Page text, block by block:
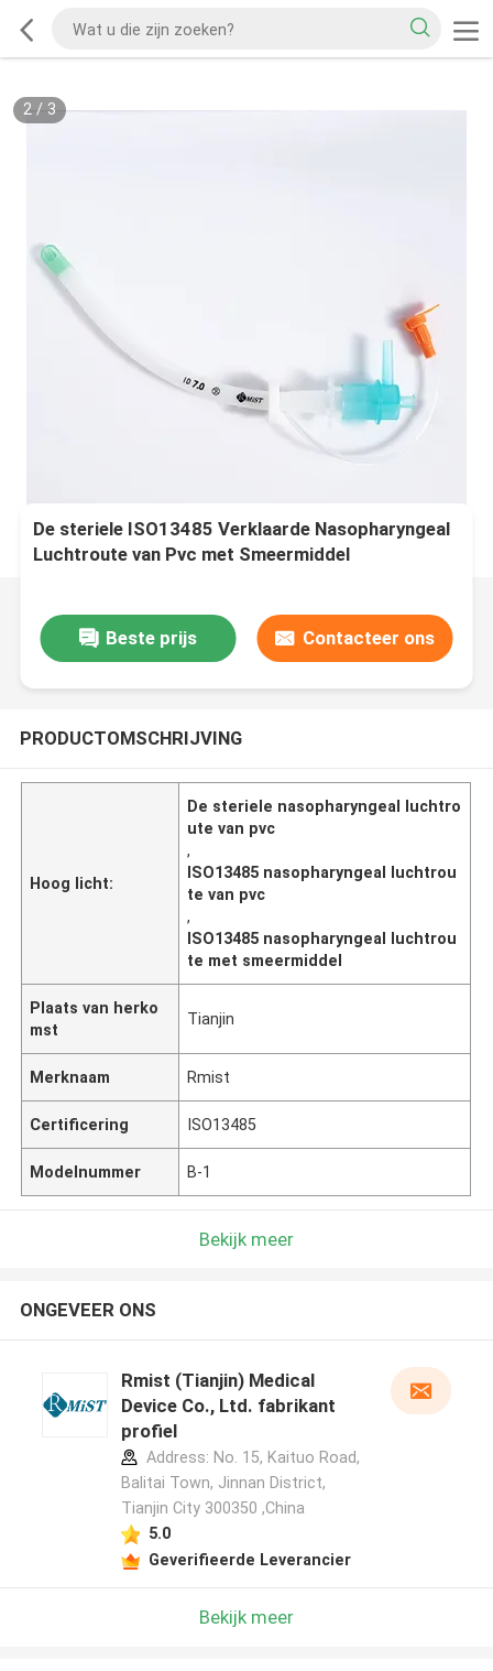
2/ 3
De steriele ISO13485 Verklaarde Nasopharyngeal
Luchtroute van Pvc met Smeermiddel
Beste prijs Contacteer ons
PRODUCTOMSCHRIJVING
Hoog licht:
De steriele nasopharyngeal luchtro
ute van pvc
,
ISO13485 nasopharyngeal luchtrou
te van pvc
,
ISO13485 nasopharyngeal luchtrou
te met smeermiddel
Plaats van herko
mst
Tianjin
Merknaam Rmist
Certificering ISO13485
Modelnummer B-1
Bekijk meer
ONGEVEER ONS
Rmist (Tianjin) Medical
Device Co., Ltd. fabrikant
profiel
Address: No. 15, Kaituo Road,
Balitai Town, Jinnan District,
Tianjin City 300350 ,China
5.0
Geverifieerde Leverancier
Bekijk meer